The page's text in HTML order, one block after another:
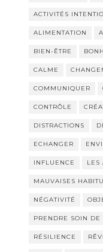
ACTIVITÉS
ALIMENTATION
BIEN-ÊTRE
CALME
COMMUNIQUER
CONTRÔLE
DISTRACTIONS
ECHANGER
INFLUENCE LES
MAUVAISES
NÉGATIVITÉ
PRENDRE SOIN DE
RÉSILIENCE